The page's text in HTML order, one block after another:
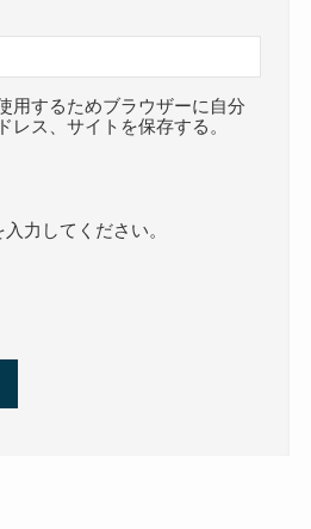
用するためブラウザーに自分
レス、サイトを保存する。
力してください。